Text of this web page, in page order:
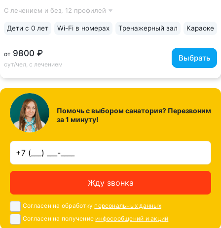
Историческое задание, дача графа Шереметьева, сохранило
С лечением и без, 12 профилей
от 9800 ₽
сут/чел, с лечением
Выбрать
Дети с 0 лет Wi-Fi в номерах Тренажерный зал Караоке
Помочь с выбором санатория? Перезвоним
за 1 минуту!
Жду звонка
Согласен на обработку персональных данных
Согласен на получение инфосообщений и акций